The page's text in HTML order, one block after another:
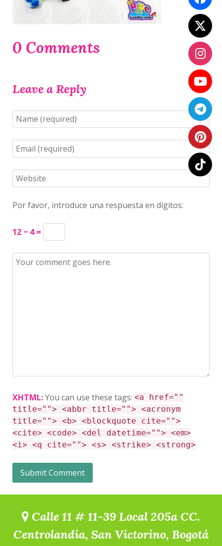
0 Comments
Leave a Reply
Por favor, introduce una respuesta en dígitos:
12 − 4 =
XHTML:You can use these tags: <a href=""
title=""> <abbr title=""> <acronym
title=""> <b> <blockquote cite="">
<cite> <code> <del datetime=""> <em>
<i> <q cite=""> <s> <strike> <strong>
Calle 11 # 11-39 Local 205a CC.
Centrolandia, San Victorino, Bogotá